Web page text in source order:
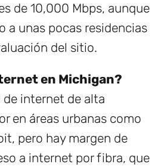
de 10,000 Mbps, aunque
a unas pocas residencias
del sitio.
en Michigan?
internet de alta
en áreas urbanas como
pero hay margen de
a internet por fibra, que